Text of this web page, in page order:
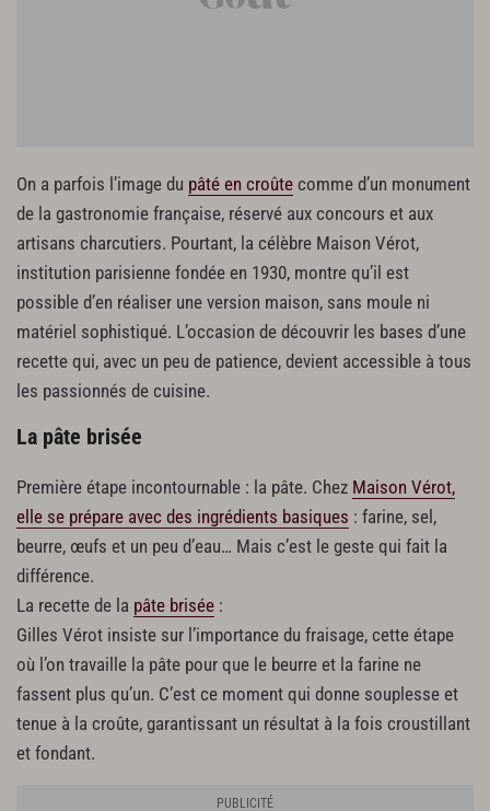
On a parfois l’image du pâté en croûte comme d’un monument
de la gastronomie française, réservé aux concours et aux
artisans charcutiers. Pourtant, la célèbre Maison Vérot,
institution parisienne fondée en 1930, montre qu’il est
possible d’en réaliser une version maison, sans moule ni
matériel sophistiqué. L’occasion de découvrir les bases d’une
recette qui, avec un peu de patience, devient accessible à tous
les passionnés de cuisine.
La pâte brisée
Première étape incontournable : la pâte. Chez Maison Vérot,
elle se prépare avec des ingrédients basiques : farine, sel,
beurre, œufs et un peu d’eau… Mais c’est le geste qui fait la
différence.
La recette de la pâte brisée :
Gilles Vérot insiste sur l’importance du fraisage, cette étape
où l’on travaille la pâte pour que le beurre et la farine ne
fassent plus qu’un. C’est ce moment qui donne souplesse et
tenue à la croûte, garantissant un résultat à la fois croustillant
et fondant.